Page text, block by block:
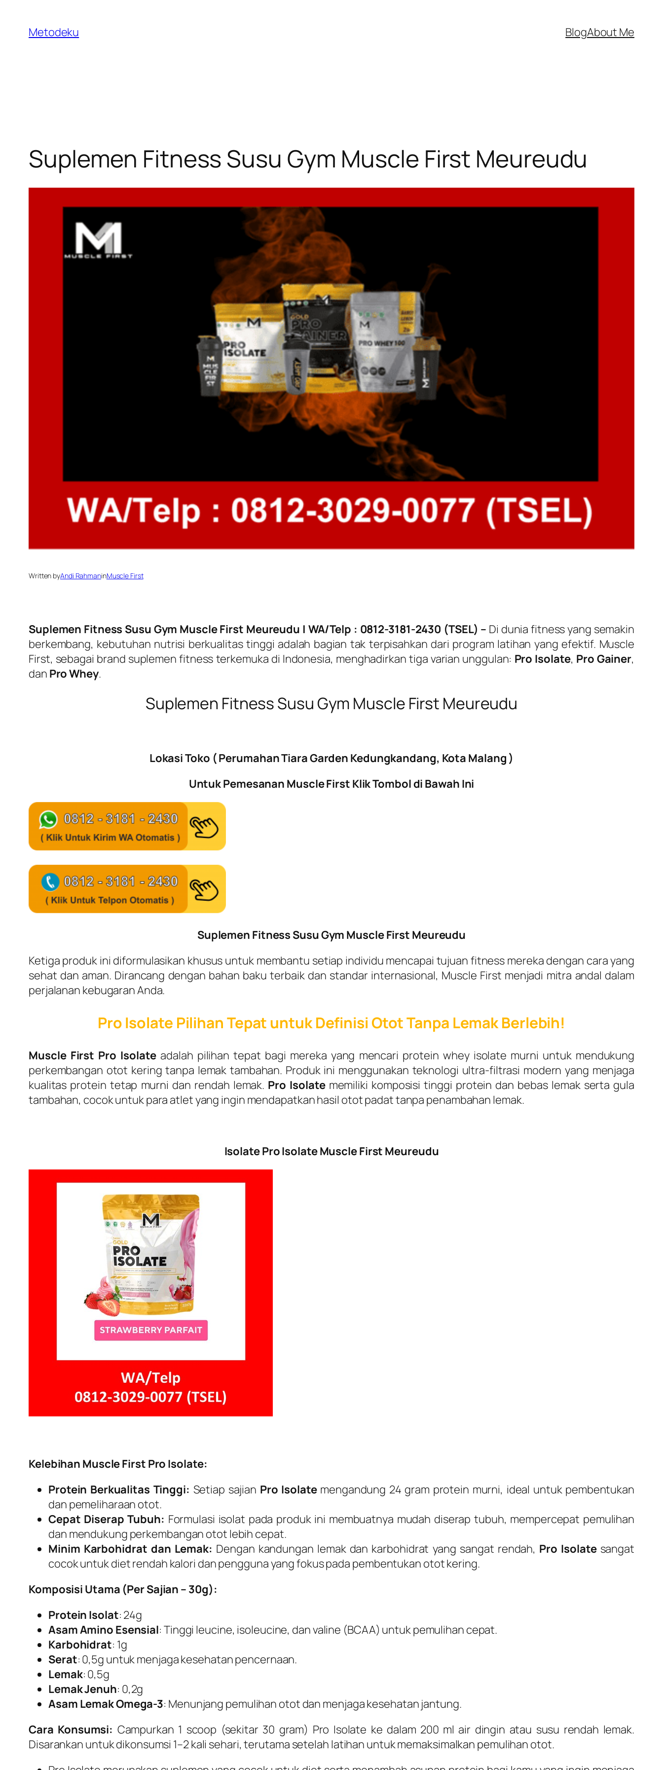
content
Metodeku BlogAbout Me
Suplemen Fitness Susu Gym Muscle First Meureudu
Written byAndi RahmaninMuscle First
Suplemen Fitness Susu Gym Muscle First Meureudu | WA/Telp : 0812-3181-2430 (TSEL) – Di dunia fitness yang semakin
berkembang, kebutuhan nutrisi berkualitas tinggi adalah bagian tak terpisahkan dari program latihan yang efektif. Muscle
First, sebagai brand suplemen fitness terkemuka di Indonesia, menghadirkan tiga varian unggulan: Pro Isolate, Pro Gainer,
dan Pro Whey.
Suplemen Fitness Susu Gym Muscle First Meureudu
Lokasi Toko ( Perumahan Tiara Garden Kedungkandang, Kota Malang )
Untuk Pemesanan Muscle First Klik Tombol di Bawah Ini
Suplemen Fitness Susu Gym Muscle First Meureudu
Ketiga produk ini diformulasikan khusus untuk membantu setiap individu mencapai tujuan fitness mereka dengan cara yang
sehat dan aman. Dirancang dengan bahan baku terbaik dan standar internasional, Muscle First menjadi mitra andal dalam
perjalanan kebugaran Anda.
Pro Isolate Pilihan Tepat untuk Definisi Otot Tanpa Lemak Berlebih!
Muscle First Pro Isolate adalah pilihan tepat bagi mereka yang mencari protein whey isolate murni untuk mendukung
perkembangan otot kering tanpa lemak tambahan. Produk ini menggunakan teknologi ultra-filtrasi modern yang menjaga
kualitas protein tetap murni dan rendah lemak. Pro Isolatememiliki komposisi tinggi protein dan bebas lemak serta gula
tambahan, cocok untuk para atlet yang ingin mendapatkan hasil otot padat tanpa penambahan lemak.
Isolate Pro Isolate Muscle First Meureudu
Kelebihan Muscle First Pro Isolate:
Protein Berkualitas Tinggi: Setiap sajian Pro Isolatemengandung 24 gram protein murni, ideal untuk pembentukan
dan pemeliharaan otot.
Cepat Diserap Tubuh: Formulasi isolat pada produk ini membuatnya mudah diserap tubuh, mempercepat pemulihan
dan mendukung perkembangan otot lebih cepat.
Minim Karbohidrat dan Lemak: Dengan kandungan lemak dan karbohidrat yang sangat rendah, Pro Isolatesangat
cocok untuk diet rendah kalori dan pengguna yang fokus pada pembentukan otot kering.
Komposisi Utama (Per Sajian – 30g):
Protein Isolat: 24g
Asam Amino Esensial: Tinggi leucine, isoleucine, dan valine (BCAA) untuk pemulihan cepat.
Karbohidrat: 1g
Serat: 0,5g untuk menjaga kesehatan pencernaan.
Lemak: 0,5g
Lemak Jenuh: 0,2g
Asam Lemak Omega-3: Menunjang pemulihan otot dan menjaga kesehatan jantung.
Cara Konsumsi: Campurkan 1 scoop (sekitar 30 gram) Pro Isolate ke dalam 200 ml air dingin atau susu rendah lemak.
Disarankan untuk dikonsumsi 1–2 kali sehari, terutama setelah latihan untuk memaksimalkan pemulihan otot.